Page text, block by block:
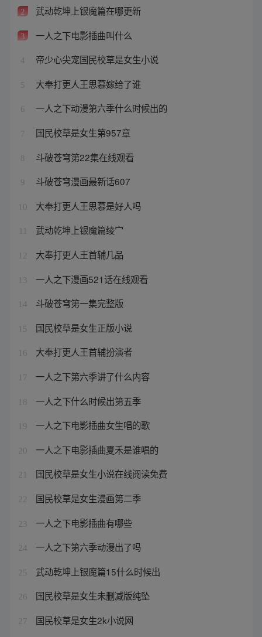
2 武动乾坤上银魔篇在哪更新
3 一人之下电影插曲叫什么
4 帝少心尖宠国民校草是女生小说
5 大奉打更人王思慕嫁给了谁
6 一人之下动漫第六季什么时候出的
7 国民校草是女生第957章
8 斗破苍穹第22集在线观看
9 斗破苍穹漫画最新话607
10 大奉打更人王思慕是好人吗
武动乾坤上银魔篇绫宀
12 大奉打更人王首辅几品
13 一人之下漫画521话在线观看
14 斗破苍穹第一集完整版
15 国民校草是女生正版小说
16 大奉打更人王首辅扮演者
17 一人之下第六季讲了什么内容
18 一人之下什么时候出第五季
19 一人之下电影插曲女生唱的歌
20 一人之下电影插曲夏禾是谁唱的
21 国民校草是女生小说在线阅读免费
22 国民校草是女生漫画第二季
23 一人之下电影插曲有哪些
24 一人之下第六季动漫出了吗
25 武动乾坤上银魔篇15什么时候出
26 国民校草是女生未删减版纯坠
27 国民校草是女生2k小说网